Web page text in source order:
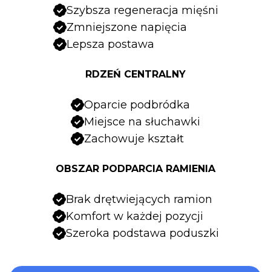
Szybsza regeneracja mięśni
Zmniejszone napięcia
Lepsza postawa
RDZEŃ CENTRALNY
Oparcie podbródka
Miejsce na słuchawki
Zachowuje kształt
OBSZAR PODPARCIA RAMIENIA
Brak drętwiejących ramion
Komfort w każdej pozycji
Szeroka podstawa poduszki